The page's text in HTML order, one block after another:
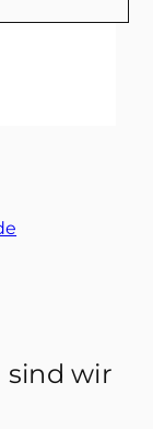
sind wir